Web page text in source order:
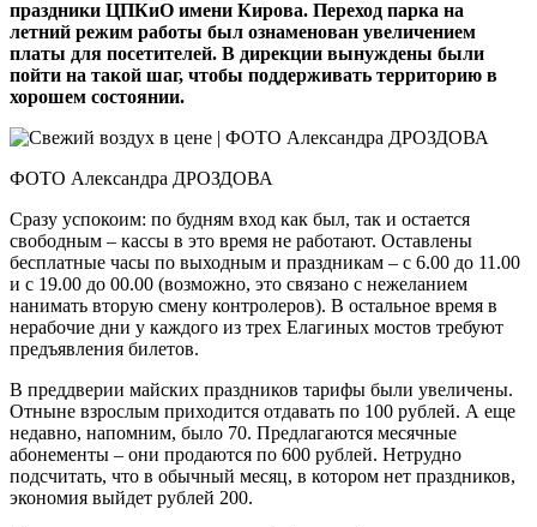
праздники ЦПКиО имени Кирова. Переход парка на
летний режим работы был ознаменован увеличением
платы для посетителей. В дирекции вынуждены были
пойти на такой шаг, чтобы поддерживать территорию в
хорошем состоянии.
ФОТО Александра ДРОЗДОВА
Сразу успокоим: по будням вход как был, так и остается
свободным – кассы в это время не работают. Оставлены
бесплатные часы по выходным и праздникам – с 6.00 до 11.00
и с 19.00 до 00.00 (возможно, это связано с нежеланием
нанимать вторую смену контролеров). В остальное время в
нерабочие дни у каждого из трех Елагиных мостов требуют
предъявления билетов.
В преддверии майских праздников тарифы были увеличены.
Отныне взрослым приходится отдавать по 100 рублей. А еще
недавно, напомним, было 70. Предлагаются месячные
абонементы – они продаются по 600 рублей. Нетрудно
подсчитать, что в обычный месяц, в котором нет праздников,
экономия выйдет рублей 200.